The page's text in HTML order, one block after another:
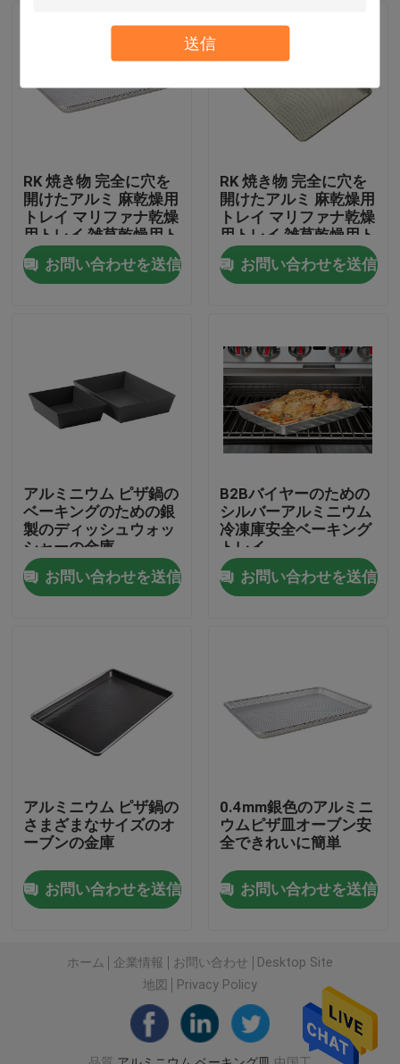
送信
家
プロダクト
工場旅行
私達に連絡しなさい
ニュース
アルミニウム ベーキング皿
アルミピザパン
RK 焼き物 完全に穴を
開けたアルミ 麻乾燥用
トレイ マリファナ乾燥
用トレイ 雑草乾燥用ト
レイ
お問い合わせを送信
RK 焼き物 完全に穴を
開けたアルミ 麻乾燥用
トレイ マリファナ乾燥
用トレイ 雑草乾燥用ト
レイ
お問い合わせを送信
アルミニウム ピザ鍋の
ベーキングのための銀
製のディッシュウォッ
シャーの金庫
お問い合わせを送信
B2Bバイヤーのための
シルバーアルミニウム
冷凍庫安全ベーキング
トレイ
お問い合わせを送信
アルミニウム ピザ鍋の
さまざまなサイズのオ
ーブンの金庫
お問い合わせを送信
0.4mm銀色のアルミニ
ウムピザ皿オーブン安
全できれいに簡単
お問い合わせを送信
ホーム 企業情報 お問い合わせ
Desktop Site
地図
Privacy Policy